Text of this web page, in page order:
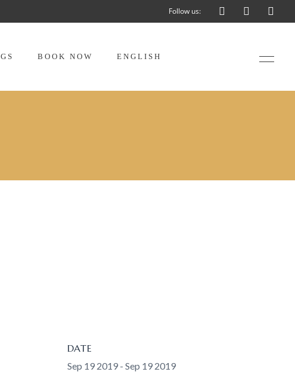
Follow us:
BOOK NOW ENGLISH
DATE
Sep 19 2019 - Sep 19 2019